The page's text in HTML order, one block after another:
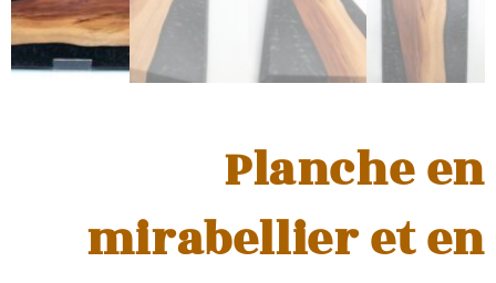
Planche en
mirabellier et en